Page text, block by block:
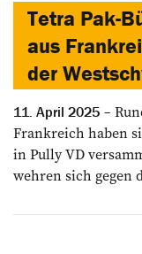
Tetra Pak-
aus
der
11. April 2025
Frankreich haben
in Pully VD
wehren sich gegen